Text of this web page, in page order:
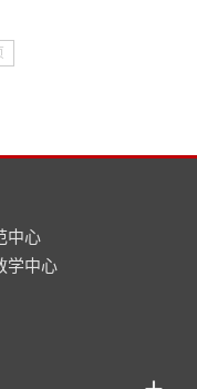
中心
学中心